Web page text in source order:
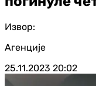
Извор:
Агенције
25.11.2023 20:02